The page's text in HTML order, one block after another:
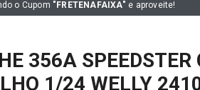
o Cupom "FRETENAFAIXA" e aproveite!
356A SPEEDSTER
1/24 WELLY